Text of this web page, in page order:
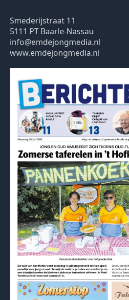
Smederijstraat 11
5111 PT Baarle-Nassau
info@emdejongmedia.nl
www.emdejongmedia.nl